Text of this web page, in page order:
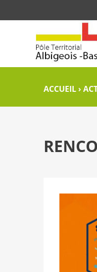
ACCUEIL ›